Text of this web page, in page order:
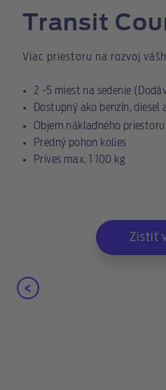
Transit
Viac priestoru na rozvoj
2 -5 miest na sedenie
Dostupný ako benzín, diesel
Objem nákladného priestoru
Predný pohon kolies
Príves max. 1 100 kg
Zistiť